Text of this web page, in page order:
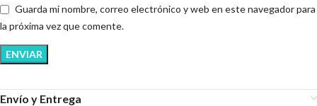
Guarda mi nombre, correo electrónico y web en este navegador para
la próxima vez que comente.
Envío y Entrega